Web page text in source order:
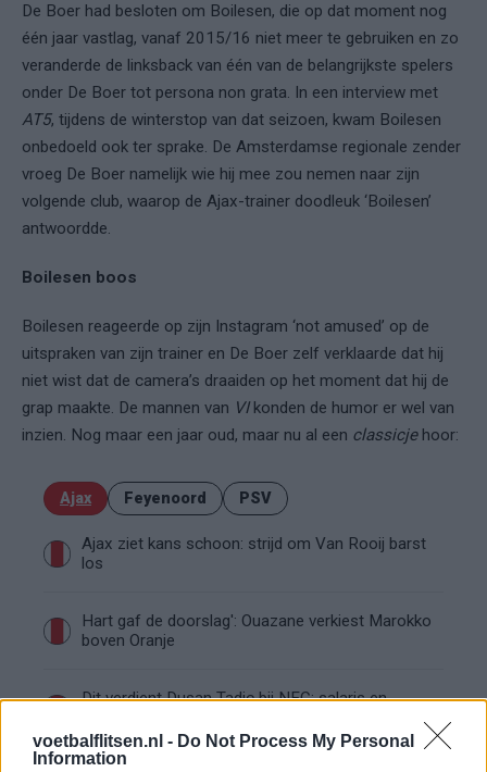
voetbalflitsen.nl - Do Not Process My Personal
Information
De Boer had besloten om Boilesen, die op dat moment nog
één jaar vastlag, vanaf 2015/16 niet meer te gebruiken en zo
veranderde de linksback van één van de belangrijkste spelers
onder De Boer tot persona non grata. In een interview met
AT5, tijdens de winterstop van dat seizoen, kwam Boilesen
onbedoeld ook ter sprake. De Amsterdamse regionale zender
vroeg De Boer namelijk wie hij mee zou nemen naar zijn
volgende club, waarop de Ajax-trainer doodleuk ‘Boilesen’
antwoordde.
Boilesen boos
Boilesen reageerde op zijn Instagram ‘not amused’ op de
uitspraken van zijn trainer en De Boer zelf verklaarde dat hij
niet wist dat de camera’s draaiden op het moment dat hij de
grap maakte. De mannen van VI konden de humor er wel van
inzien. Nog maar een jaar oud, maar nu al een classicjehoor:
Ajax Feyenoord PSV
Ajax ziet kans schoon: strijd om Van Rooij barst
los
Hart gaf de doorslag': Ouazane verkiest Marokko
boven Oranje
Dit verdient Dusan Tadic bij NEC: salaris en